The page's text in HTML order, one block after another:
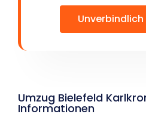
Umzug Bielefeld
Informationen